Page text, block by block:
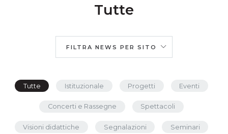
Tutte
FILTRA NEWS PER SITO
Tutte Istituzionale Progetti Eventi
Concerti e Rassegne Spettacoli
Visioni didattiche Segnalazioni Seminari